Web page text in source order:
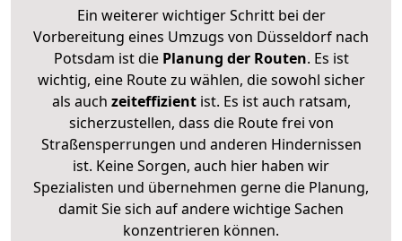
Ein weiterer wichtiger Schritt bei der
Vorbereitung eines Umzugs von Düsseldorf nach
Potsdam ist diePlanung der Routen. Es ist
wichtig, eine Route zu wählen, die sowohl sicher
als auch zeiteffizientist. Es ist auch ratsam,
sicherzustellen, dass die Route frei von
Straßensperrungen und anderen Hindernissen
ist. Keine Sorgen, auch hier haben wir
Spezialisten und übernehmen gerne die Planung,
damit Sie sich auf andere wichtige Sachen
konzentrieren können.